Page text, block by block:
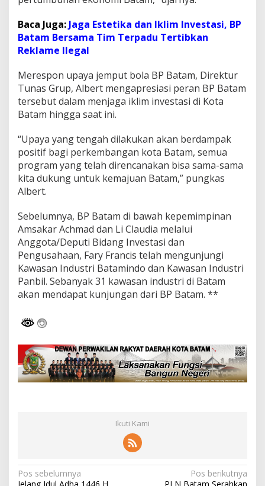
a
Baca Juga: Jaga Estetika dan Iklim Investasi, BP
Batam Bersama Tim Terpadu Tertibkan
Reklame Ilegal
Merespon upaya jemput bola BP Batam, Direktur
Tunas Grup, Albert mengapresiasi peran BP Batam
tersebut dalam menjaga iklim investasi di Kota
Batam hingga saat ini.
“Upaya yang tengah dilakukan akan berdampak
positif bagi perkembangan kota Batam, semua
program yang telah direncanakan bisa sama-sama
kita dukung untuk kemajuan Batam,” pungkas
Albert.
Sebelumnya, BP Batam di bawah kepemimpinan
Amsakar Achmad dan Li Claudia melalui
Anggota/Deputi Bidang Investasi dan
Pengusahaan, Fary Francis telah mengunjungi
Kawasan Industri Batamindo dan Kawasan Industri
Panbil. Sebanyak 31 kawasan industri di Batam
akan mendapat kunjungan dari BP Batam. **
Ikuti Kami
N
Pos sebelumnya
Jelang Idul Adha 1446 H,
Pos berikutnya
PLN Batam Serahkan